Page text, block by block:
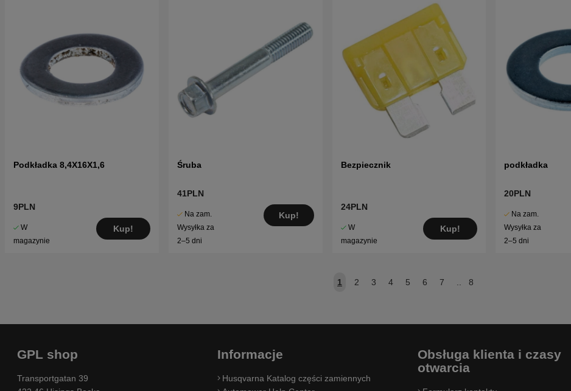
Podkładka 8,4X16X1,6
9PLN
W
magazynie
Kup!
Śruba
41PLN
Na zam.
Wysyłka za
2–5 dni
Kup!
Bezpiecznik
24PLN
W
magazynie
Kup!
podkładka
20PLN
Na zam.
Wysyłka za
2–5 dni
1 2 3 4 5 6 7 .. 8
GPL shop
Transportgatan 39
Informacje
Husqvarna Katalog części zamiennych
Obsługa klienta i czasy
otwarcia